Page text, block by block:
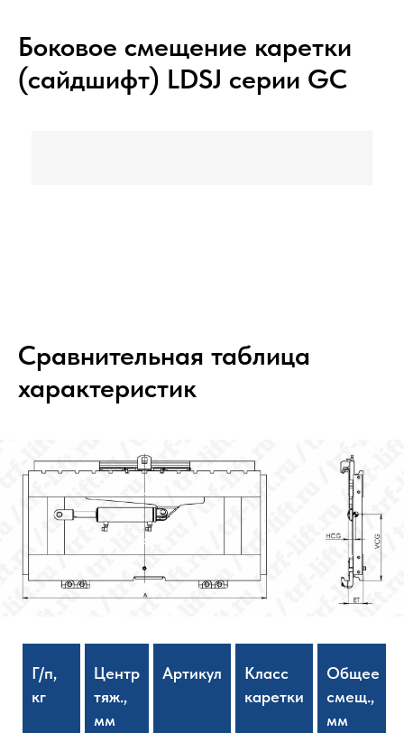
Боковое смещение каретки
(сайдшифт) LDSJ серии GC
Сравнительная таблица
характеристик
Г/п,
кг
Центр
тяж.,
мм
Артикул
Класс
каретки
Общее
смещ.,
мм